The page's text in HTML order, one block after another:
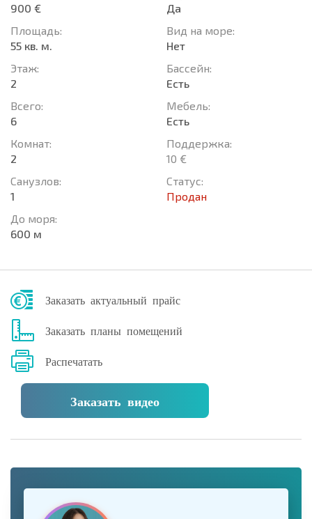
900 €
Площадь:
55 кв. м.
Этаж:
2
Всего:
6
Комнат:
2
Санузлов:
1
До моря:
600 м
Да
Вид на море:
Нет
Басcейн:
Есть
Мебель:
Есть
Поддержка:
10 €
Статус:
Продан
Заказать актуальный прайс
Заказать планы помещений
Распечатать
Заказать видео